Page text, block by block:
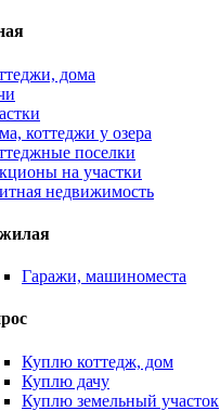
дома
коттеджи у озера
поселки
на участки
недвижимость
Гаражи, машиноместа
Куплю коттедж, дом
Куплю дачу
Куплю земельный участок